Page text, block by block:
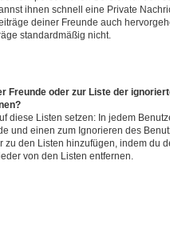
ihnen schnell eine Private
deiner Freunde auch
standardmäßig nicht.
Freunde oder zur Liste der
diese Listen setzen: In jedem
und einen zum Ignorieren des
den Listen hinzufügen, indem du
von den Listen entfernen.